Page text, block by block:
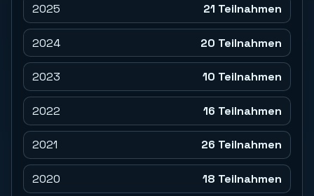
2025 21 Teilnahmen
2024 20 Teilnahmen
2023 10 Teilnahmen
2022 16 Teilnahmen
2021 26 Teilnahmen
2020 18 Teilnahmen